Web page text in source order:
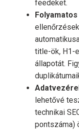
feedeket.
title-ök, H1-
állapotát.
lehetővé
technikai
pontszáma)